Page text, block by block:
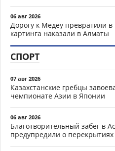
06 авг 2026
Дорогу к Медеу превратили
картинга наказали в Алматы
СПОРТ
07 авг 2026
Казахстанские гребцы
чемпионате Азии в Японии
06 авг 2026
Благотворительный забег в
предупредили о перекрытиях